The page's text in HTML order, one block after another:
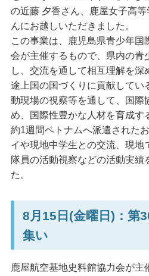
の近藤 夕香さん、鹿屋女子高
んにお越しいただきました。
この事業は、鹿児島県青少年国
会が主催するもので、県内の青
し、交流を通して相互理解を
途上国の国づくりに貢献してい
動現場の視察等を通して、国際
め、国際性豊かな人材を育成す
約1週間ベトナムへ派遣された
イや現地中学生との交流、現地
隊員の活動視察などの活動実績
た。
8月15日(金曜日)：第
集い
鹿屋航空基地史料館協力会が主